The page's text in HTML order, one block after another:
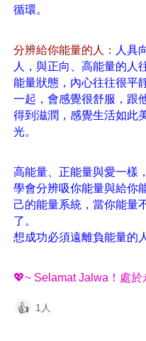
循環。
分辨給你能量的人： 人具
人，與正向、高能量的人
能量狀態，內心往往很平
一起，會感覺很舒服，跟
得到滋潤，感覺生活如此
光。
高能量、正能量與愛一樣
學會分辨吸你能量與給你
己的能量系統，當你能量
了。
想成功必須遠離負能量的
💖~ Selamat Jalwa！處於
👍 1人